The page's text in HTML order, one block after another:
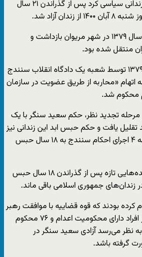
استان‌وایر- سعید سنگر، زندانی سیاسی کرد پس از گذراندن ۲۱ سال
آزاد شد.
آقای سنگر در شهریورماه سال ۱۳۷۹ در شهر مریوان بازداشت و
منتقل شده بود.
سعید سنگر ابتدا در آبان ۱۳۷۹ توسط شعبه یک دادگاه انقلاب سنندج
اتهام «محاربه از طریق عضویت در سازمان
محکوم شد.
مرحله تجدید نظر، حکم سعید سنگر با یک
یافت و حکم حبس ابد این زندانی نیز
در دی ماه ۹۵ توسط شعبه ۴ اجرای احکام سنندج به ۱۸ سال حبس
این زندانی سیاسی با پرونده‌هایی تازه پس از گذراندن ۱۸ سال حبس
کرده بودند که قوه قضاییه با موافقت رهبر
جمهوری اسلامی ۱۰۰ نفر از افراد دارای محکومیت اعدام و ۷۶ محکوم
نظر می‌رسد آزادی سعید سنگر در
گرفته باشد.